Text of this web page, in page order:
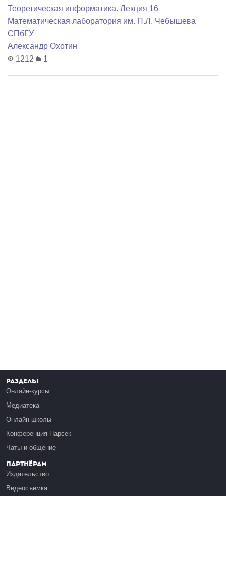
Теоретическая информатика. Лекция 16
Математичеcкая лаборатория им. П.Л. Чебышева
СПбГУ
Александр Охотин
1212
1
Разделы
Онлайн-курсы
Медиатека
Онлайн-школы
Конференция Парсек
Чаты и общение
Партнёрам
Издательство
Видеосъёмка